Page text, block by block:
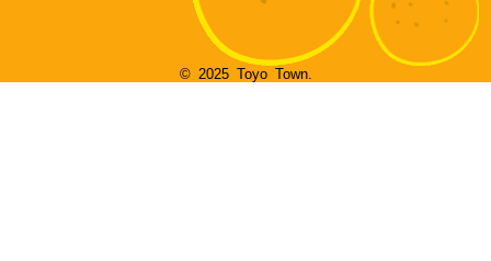
© 2025 Toyo Town.